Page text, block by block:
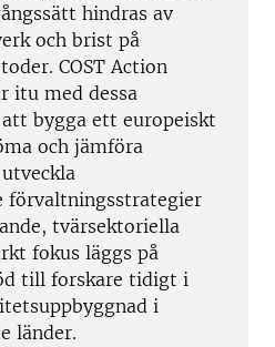
hindras av
och brist på
COST Action
itu med dessa
bygga ett europeiskt
och jämföra
förvaltningsstrategier
tvärsektoriella
fokus läggs på
till forskare tidigt i
i
länder.